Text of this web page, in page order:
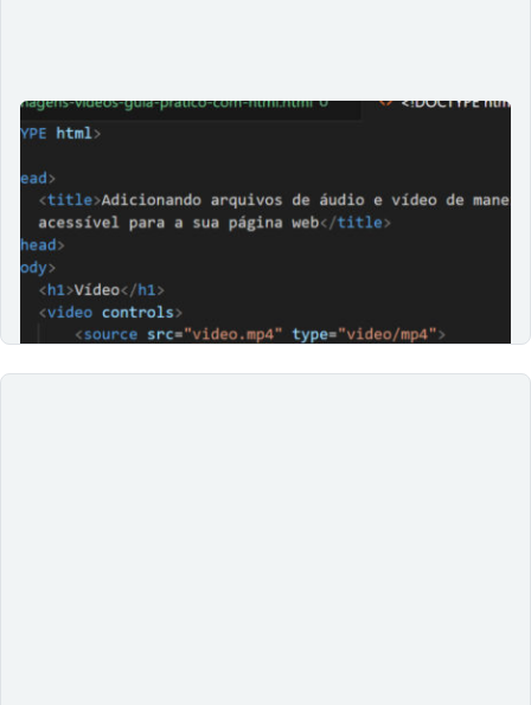
Audiodescrição de imagens e vídeos:
um guia prático com HTML
13/03/2024
Conheça o Audio Description Project da American
Council of the Blind e saiba como tornar a as mídias
acessíveis em seu site